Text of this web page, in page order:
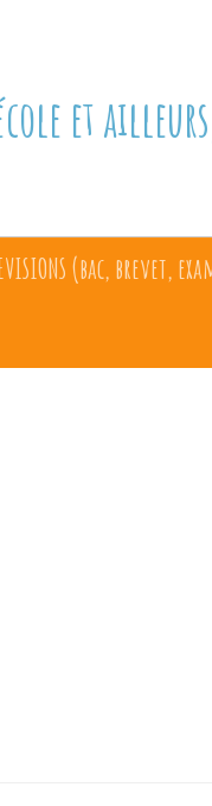
et
(bac, brevet,